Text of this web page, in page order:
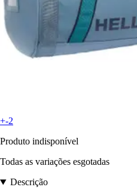
+-2
Produto indisponível
Todas as variações esgotadas
Descrição